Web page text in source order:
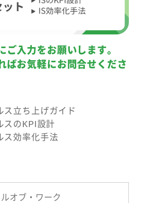
ご入力をお願いします。
ばお気軽にお問合せくださ
ス立ち上げガイド
スのKPI設計
ス効率化手法